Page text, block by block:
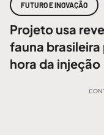
FUTURO E INOVAÇÃO
Projeto usa
fauna brasileira
hora da injeção